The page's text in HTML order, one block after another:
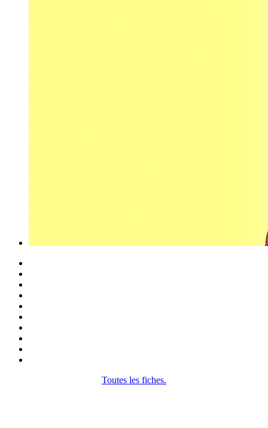
Toutes les fiches.